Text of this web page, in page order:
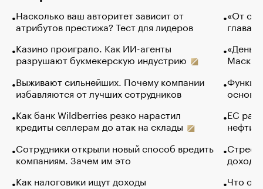
Насколько ваш авторитет зависит от
атрибутов престижа? Тест для лидеров
Казино проиграло. Как ИИ-агенты
разрушают букмекерскую индустрию
Выживают сильнейших. Почему компании
избавляются от лучших сотрудников
Как банк Wildberries резко нарастил
кредиты селлерам до атак на склады
Сотрудники открыли новый способ вредить
компаниям. Зачем им это
Как налоговики ищут доходы
«От
глава
Маск в
основ
ЕС
нефти
Что